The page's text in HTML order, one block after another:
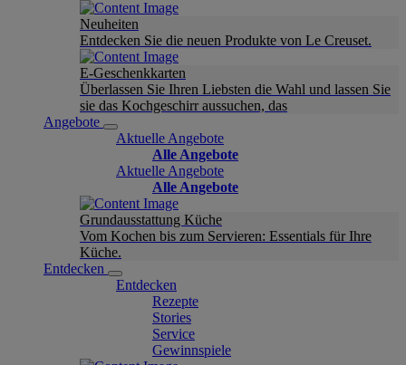
Neuheiten
Entdecken Sie die neuen Produkte von Le Creuset.
E-Geschenkkarten
Überlassen Sie Ihren Liebsten die Wahl und lassen Sie
sie das Kochgeschirr aussuchen, das
Angebote
Aktuelle Angebote
Alle Angebote
Aktuelle Angebote
Alle Angebote
Grundausstattung Küche
Vom Kochen bis zum Servieren: Essentials für Ihre
Küche.
Entdecken
Entdecken
Rezepte
Stories
Service
Gewinnspiele